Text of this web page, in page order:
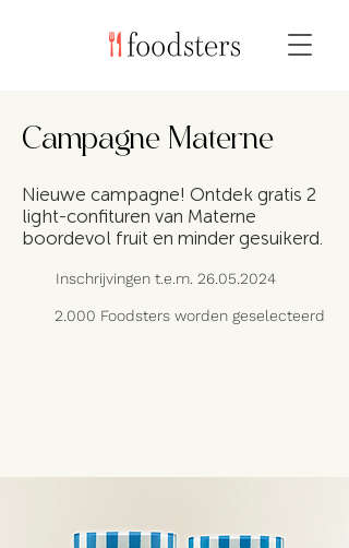
Campagne Materne
Nieuwe campagne! Ontdek gratis 2
light-confituren van Materne
boordevol fruit en minder gesuikerd.
Inschrijvingen t.e.m. 26.05.2024
2.000 Foodsters worden geselecteerd